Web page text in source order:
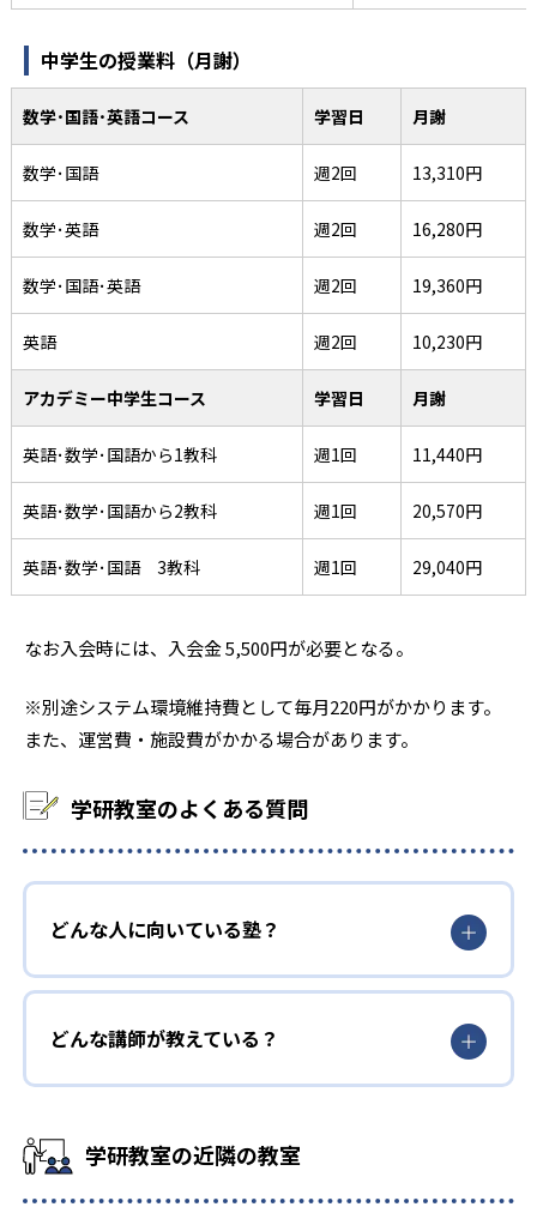
中学生の授業料（月謝）
数学･国語･英語コース 学習日 月謝
数学･国語 週2回 13,310円
数学･英語 週2回 16,280円
数学･国語･英語 週2回 19,360円
英語 週2回 10,230円
アカデミー中学生コース 学習日 月謝
英語･数学･国語から1教科 週1回 11,440円
英語･数学･国語から2教科 週1回 20,570円
英語･数学･国語 3教科 週1回 29,040円
なお入会時には、入会金 5,500円が必要となる。
※別途システム環境維持費として毎月220円がかかります。
また、運営費・施設費がかかる場合があります。
学研教室のよくある質問
どんな人に向いている塾？
どんな講師が教えている？
学研教室の近隣の教室